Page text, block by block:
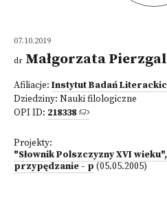
07.10.2019
dr Małgorzata
Afiliacje: Instytut Badań
Dziedziny: Nauki filologiczne
OPI ID: 218338
Projekty:
"Słownik Polszczyzny XVI
przypędzanie - p (05.05.2005)